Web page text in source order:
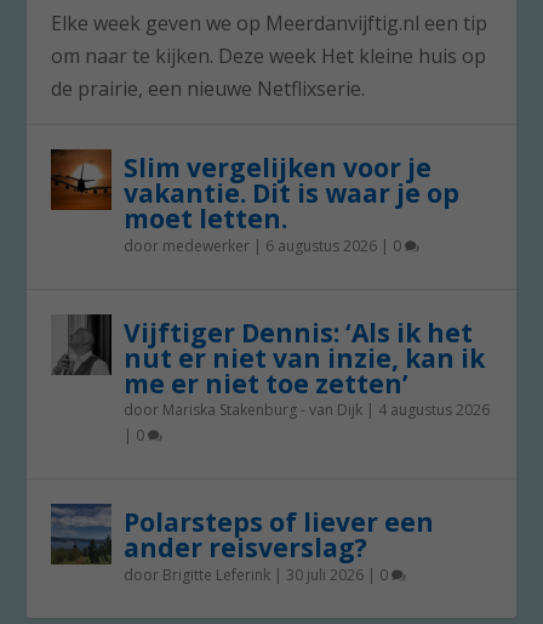
Elke week geven we op Meerdanvijftig.nl een tip
om naar te kijken. Deze week Het kleine huis op
de prairie, een nieuwe Netflixserie.
Slim vergelijken voor je
vakantie. Dit is waar je op
moet letten.
door medewerker | 6 augustus 2026 | 0
Vijftiger Dennis: ‘Als ik het
nut er niet van inzie, kan ik
me er niet toe zetten’
door Mariska Stakenburg - van Dijk | 4 augustus 2026
| 0
Polarsteps of liever een
ander reisverslag?
door Brigitte Leferink | 30 juli 2026 | 0